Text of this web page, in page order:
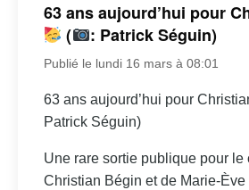
63 ans aujourd’hui pour
(
: Patrick Séguin)
Publié le lundi 16 mars à 08:01
63 ans aujourd’hui pour
Patrick Séguin)
Une rare sortie publique pour le
Christian Bégin et de Marie-